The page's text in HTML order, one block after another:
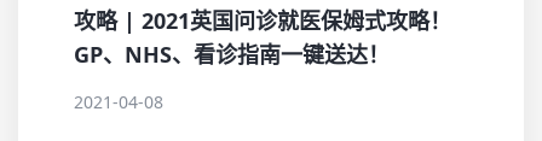
攻略 | 2021英国问诊就医保姆式攻略！
GP、NHS、看诊指南一键送达！
2021-04-08